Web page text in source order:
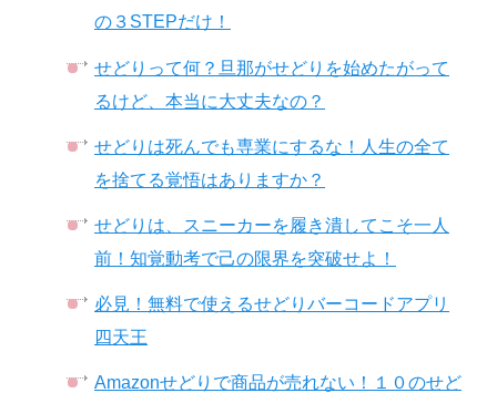
の３STEPだけ！
せどりって何？旦那がせどりを始めたがって
るけど、本当に大丈夫なの？
せどりは死んでも専業にするな！人生の全て
を捨てる覚悟はありますか？
せどりは、スニーカーを履き潰してこそ一人
前！知覚動考で己の限界を突破せよ！
必見！無料で使えるせどりバーコードアプリ
四天王
Amazonせどりで商品が売れない！１０のせど